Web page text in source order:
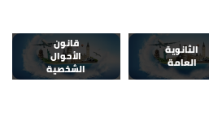
الثانوية
العامة
قانون
الأحوال
الشخصية